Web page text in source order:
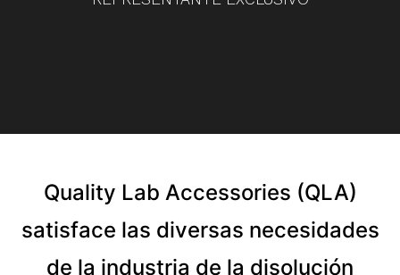
Quality Lab Accessories (QLA)
satisface las diversas necesidades
de la industria de la disolución